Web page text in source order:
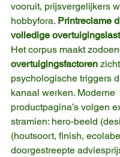
vooruit, prijsvergelijkers
hobbyfora. Printreclame
volledige
Het corpus maakt
overtuigingsfactoren
psychologische triggers
kanaal werken. Moderne
productpagina’s volgen
stramien: hero-beeld
(houtsoort, finish,
doorgestreepte